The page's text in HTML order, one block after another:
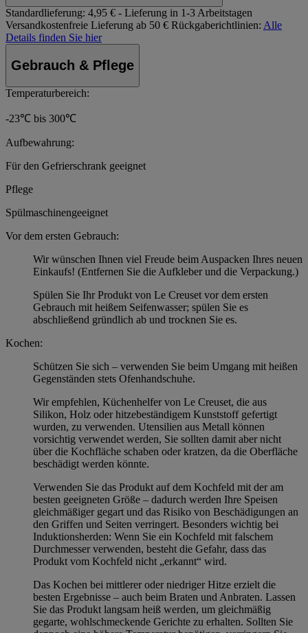
Standardlieferung: 4,95 € - Lieferung in 1-3 Arbeitstagen
Versandkostenfreie Lieferung ab 50 € Rückgaberichtlinien: Alle
Details finden Sie hier
Gebrauch & Pflege
Temperaturbereich:
-23℃ bis 300℃
Aufbewahrung:
Für den Gefrierschrank geeignet
Pflege
Spülmaschinengeeignet
Vor dem ersten Gebrauch:
Wir wünschen Ihnen viel Freude beim Auspacken Ihres neuen
Einkaufs! (Entfernen Sie die Aufkleber und die Verpackung.)
Spülen Sie Ihr Produkt von Le Creuset vor dem ersten
Gebrauch mit heißem Seifenwasser; spülen Sie es
abschließend gründlich ab und trocknen Sie es.
Kochen:
Schützen Sie sich – verwenden Sie beim Umgang mit heißen
Gegenständen stets Ofenhandschuhe.
Wir empfehlen, Küchenhelfer von Le Creuset, die aus
Silikon, Holz oder hitzebeständigem Kunststoff gefertigt
wurden, zu verwenden. Utensilien aus Metall können
vorsichtig verwendet werden, Sie sollten damit aber nicht
über die Kochfläche schaben oder kratzen, da die Oberfläche
beschädigt werden könnte.
Verwenden Sie das Produkt auf dem Kochfeld mit der am
besten geeigneten Größe – dadurch werden Ihre Speisen
gleichmäßiger gegart und das Risiko von Beschädigungen an
den Griffen und Seiten verringert. Besonders wichtig bei
Induktionsherden: Wenn Sie ein Kochfeld mit falschem
Durchmesser verwenden, besteht die Gefahr, dass das
Produkt vom Kochfeld nicht „erkannt“ wird.
Das Kochen bei mittlerer oder niedriger Hitze erzielt die
besten Ergebnisse – auch beim Braten und Anbraten. Lassen
Sie das Produkt langsam heiß werden, um gleichmäßig
gegarte, wohlschmeckende Gerichte zu erhalten. Sollten Sie